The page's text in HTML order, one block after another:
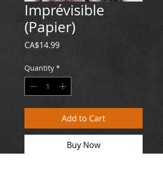
Imprévisible
(Papier)
CA$14.99Price
Quantity *
Add to Cart
Buy Now